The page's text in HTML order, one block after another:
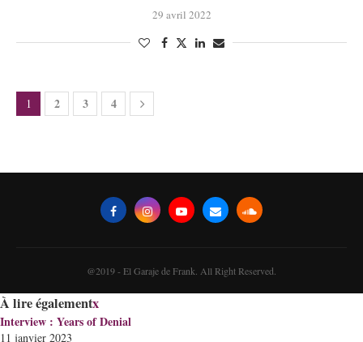
29 avril 2022
1 2 3 4
@2019 - El Garaje de Frank. All Right Reserved.
À lire égalementx
Interview : Years of Denial
11 janvier 2023